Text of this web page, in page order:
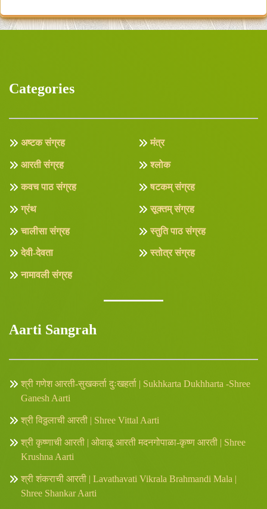
Categories
अष्टक संग्रह
आरती संग्रह
कवच पाठ संग्रह
ग्रंथ
चालीसा संग्रह
देवी-देवता
नामावली संग्रह
मंत्र
श्लोक
षटकम् संग्रह
सूक्तम् संग्रह
स्तुति पाठ संग्रह
स्तोत्र संग्रह
Aarti Sangrah
श्री गणेश आरती-सुखकर्ता दुःखहर्ता | Sukhkarta Dukhharta -Shree
Ganesh Aarti
श्री विठ्ठलाची आरती | Shree Vittal Aarti
श्री कृष्णाची आरती | ओवाळू आरती मदनगोपाळा-कृष्ण आरती | Shree
Krushna Aarti
श्री शंकराची आरती | Lavathavati Vikrala Brahmandi Mala |
Shree Shankar Aarti